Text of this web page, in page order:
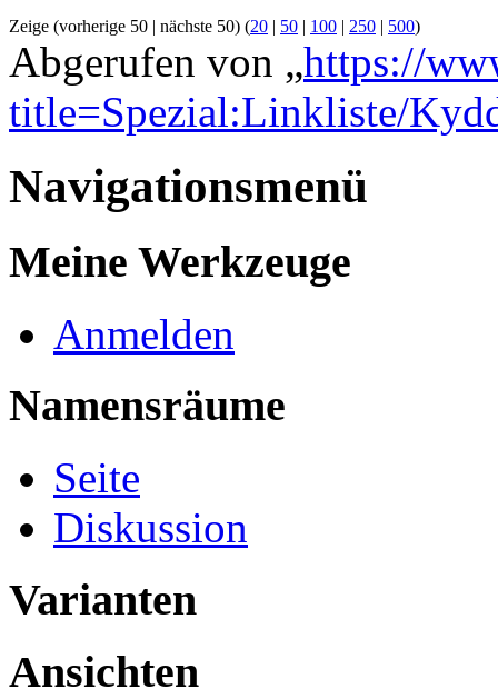
Zeige (vorherige 50 | nächste 50) (20 | 50 | 100 | 250 | 500)
Abgerufen von „https://
title=Spezial:Linkliste/
Navigationsmenü
Meine Werkzeuge
Anmelden
Namensräume
Seite
Diskussion
Varianten
Ansichten